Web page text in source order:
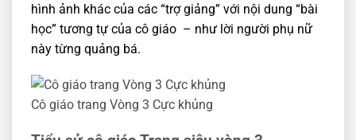
hình ảnh khác của các “trợ giảng” với nội dung “bài
học” tương tự của cô giáo – như lời người phụ nữ
này từng quảng bá.
Cô giáo trang Vòng 3 Cực khủng